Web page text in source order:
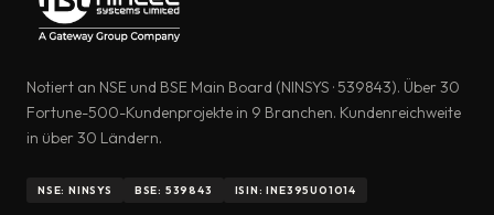
Notiert an NSE und BSE Main Board (NINSYS · 539843). Über 30
Fortune-500-Kundenprojekte in 9 Branchen. Kundenreichweite
in über 30 Ländern.
NSE: NINSYS BSE: 539843 ISIN: INE395U01014